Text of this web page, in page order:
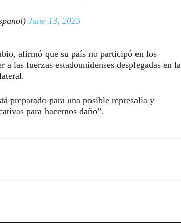
June 13, 2025
afirmó que su país no participó en los
las fuerzas estadounidenses desplegadas en la
preparado para una posible represalia y
para hacernos daño”.